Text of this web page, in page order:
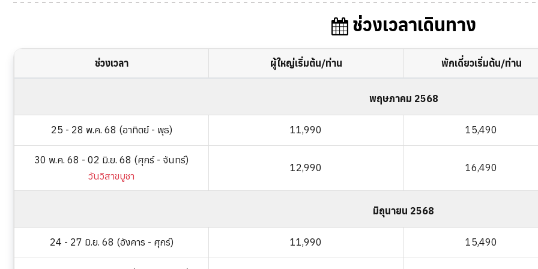
ช่วงเวลาเดินทาง
ช่วงเวลา ผู้ใหญ่เริ่มต้น/ท่าน พักเดี่ยวเริ่มต้น/ท่าน
พฤษภาคม 2568
25 - 28 พ.ค. 68 (อาทิตย์ - พุธ) 11,990 15,490
30 พ.ค. 68 - 02 มิ.ย. 68 (ศุกร์ - จันทร์)
วันวิสาขบูชา
12,990 16,490
มิถุนายน 2568
24 - 27 มิ.ย. 68 (อังคาร - ศุกร์) 11,990 15,490